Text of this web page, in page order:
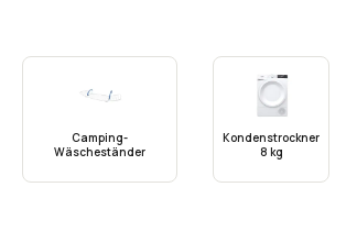
Camping-
Wäscheständer
Kondenstrockner
8 kg